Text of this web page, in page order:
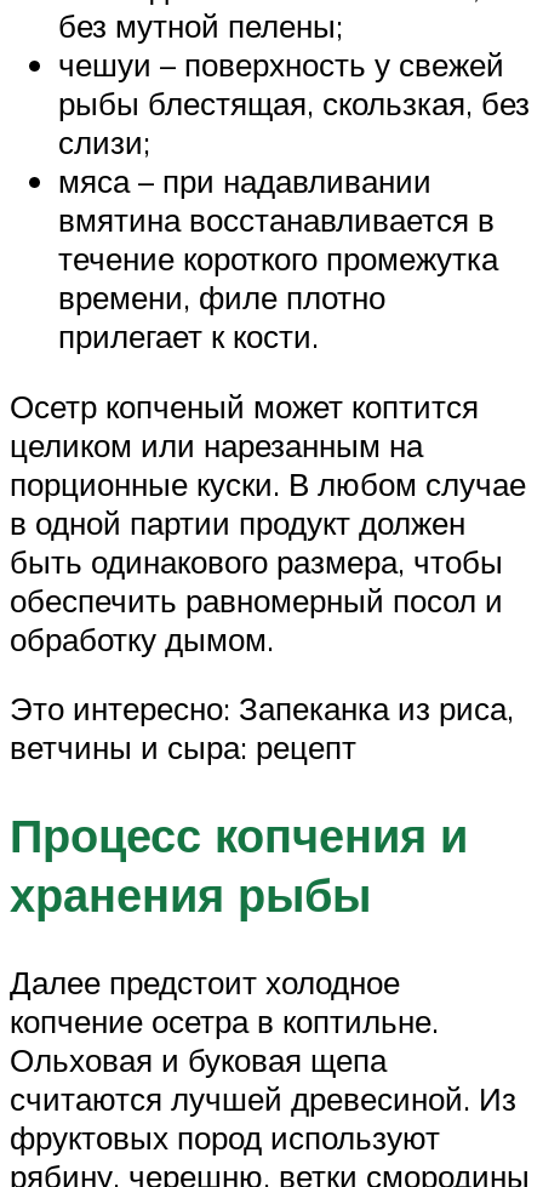
без мутной пелены;
чешуи – поверхность у свежей
рыбы блестящая, скользкая, без
слизи;
мяса – при надавливании
вмятина восстанавливается в
течение короткого промежутка
времени, филе плотно
прилегает к кости.
Осетр копченый может коптится
целиком или нарезанным на
порционные куски. В любом случае
в одной партии продукт должен
быть одинакового размера, чтобы
обеспечить равномерный посол и
обработку дымом.
Это интересно: Запеканка из риса,
ветчины и сыра: рецепт
Процесс копчения и
хранения рыбы
Далее предстоит холодное
копчение осетра в коптильне.
Ольховая и буковая щепа
считаются лучшей древесиной. Из
фруктовых пород используют
рябину, черешню, ветки смородины